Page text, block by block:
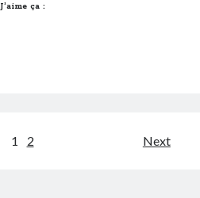
J’aime ça :
1 2 Next